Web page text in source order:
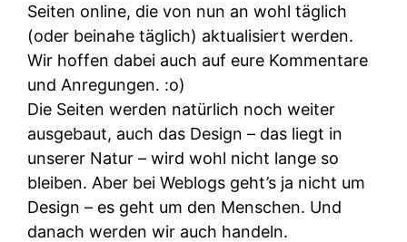
Seiten online, die von nun an wohl täglich
(oder beinahe täglich) aktualisiert werden.
Wir hoffen dabei auch auf eure Kommentare
und Anregungen. :o)
Die Seiten werden natürlich noch weiter
ausgebaut, auch das Design – das liegt in
unserer Natur – wird wohl nicht lange so
bleiben. Aber bei Weblogs geht’s ja nicht um
Design – es geht um den Menschen. Und
danach werden wir auch handeln.